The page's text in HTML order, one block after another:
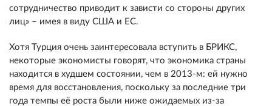
сотрудничество приводит к зависти со стороны других
лиц» – имея в виду США и ЕС.
Хотя Турция очень заинтересовала вступить в БРИКС,
некоторые экономисты говорят, что экономика страны
находится в худшем состоянии, чем в 2013-м: ей нужно
время для восстановления, поскольку за последние три
года темпы её роста были ниже ожидаемых из-за